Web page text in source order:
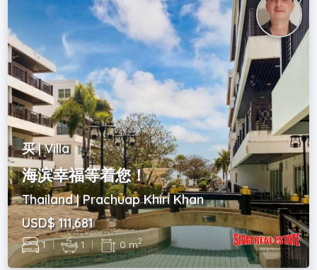
买 | Villa
海滨幸福等着您！
Thailand | Prachuap Khiri Khan
USD$ 111,681
1 | 1 | 0 m2